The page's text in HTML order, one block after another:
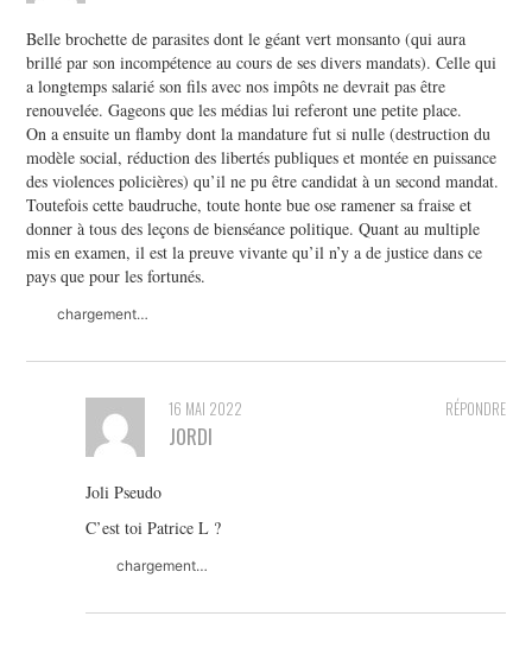
Belle brochette de parasites dont le géant vert monsanto (qui aura
brillé par son incompétence au cours de ses divers mandats). Celle qui
a longtemps salarié son fils avec nos impôts ne devrait pas être
renouvelée. Gageons que les médias lui referont une petite place.
On a ensuite un flamby dont la mandature fut si nulle (destruction du
modèle social, réduction des libertés publiques et montée en puissance
des violences policières) qu’il ne pu être candidat à un second mandat.
Toutefois cette baudruche, toute honte bue ose ramener sa fraise et
donner à tous des leçons de bienséance politique. Quant au multiple
mis en examen, il est la preuve vivante qu’il n’y a de justice dans ce
pays que pour les fortunés.
chargement…
RÉPONDRE
16 MAI 2022
JORDI
Joli Pseudo
C’est toi Patrice L ?
chargement…